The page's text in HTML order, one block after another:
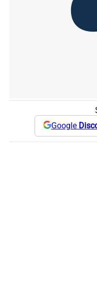
Google